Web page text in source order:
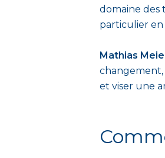
domaine des
particulier en
Mathias
changement,
et viser une